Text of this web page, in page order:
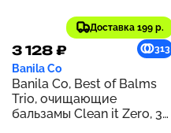
Доставка 199 р.
3 128 ₽ 313
Banila Co
Banila Co, Best of Balms
Trio, очищающие
бальзамы Clean it Zero, 3